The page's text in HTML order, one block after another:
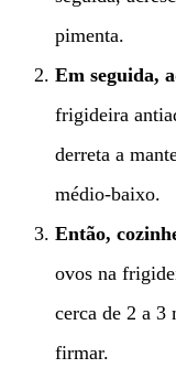
pimenta.
Em seguida,
frigideira
derreta a
médio-baixo.
Então,
ovos na
cerca de 2 a 3
firmar.